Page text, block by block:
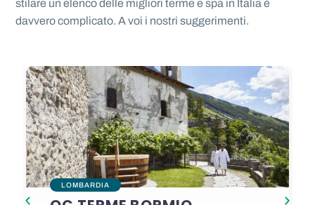
stilare un elenco delle migliori terme e spa in Italia è
davvero complicato. A voi i nostri suggerimenti.
LOMBARDIA